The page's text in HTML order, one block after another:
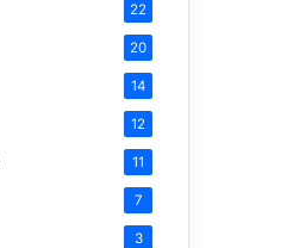
22
20
14
12
11
7
3